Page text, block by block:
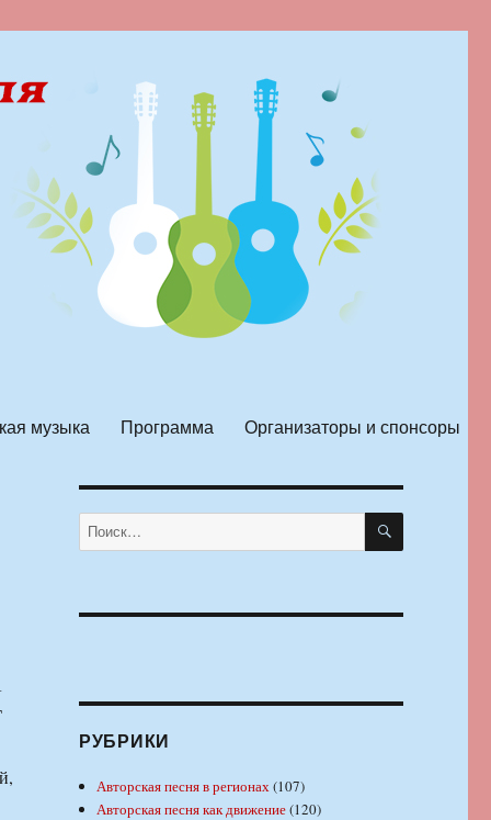
музыка Программа Организаторы и спонсоры
Искать: ПОИСК
РУБРИКИ
Авторская песня в регионах(107)
Авторская песня как движение(120)